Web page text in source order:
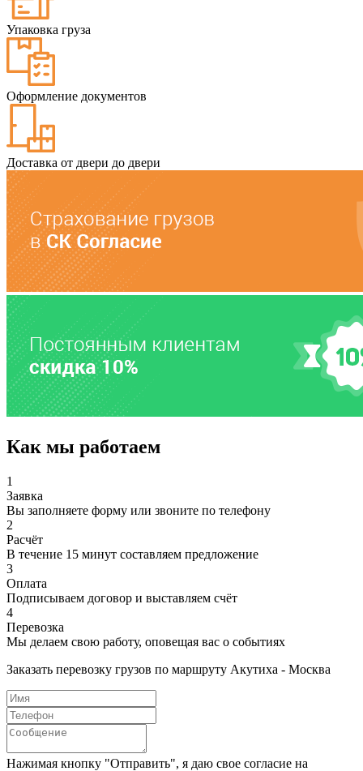
Упаковка груза
Оформление документов
Доставка от двери до двери
Как мы работаем
1
Заявка
Вы заполняете форму или звоните по телефону
2
Расчёт
В течение 15 минут составляем предложение
3
Оплата
Подписываем договор и выставляем счёт
4
Перевозка
Мы делаем свою работу, оповещая вас о событиях
Заказать перевозку грузов по маршруту Акутиха - Москва
Нажимая кнопку "Отправить", я даю свое согласие на